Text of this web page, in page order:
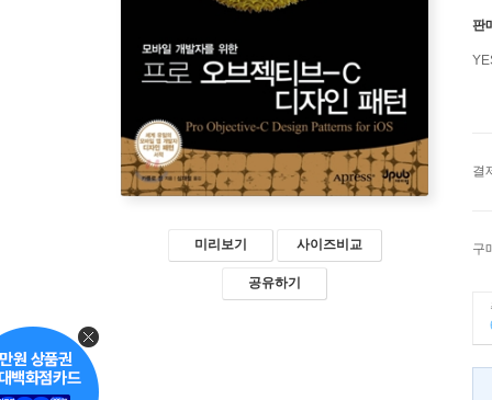
미리보기 사이즈비교
공유하기
판
결
구